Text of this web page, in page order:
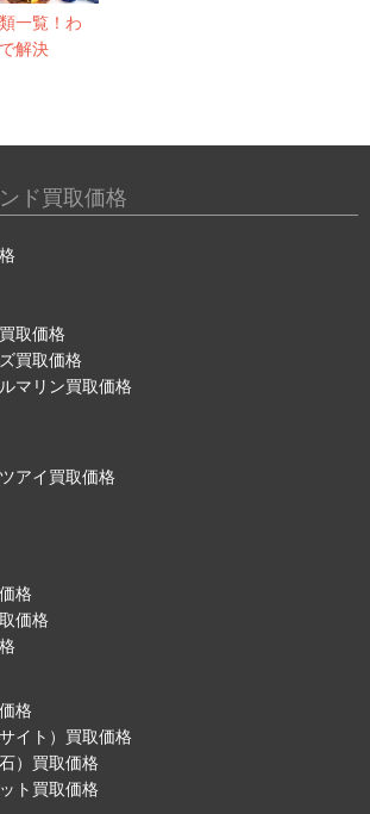
一覧！わ
解決
ド買取価格
取価格
買取価格
マリン買取価格
アイ買取価格
格
価格
格
イト）買取価格
）買取価格
ト買取価格